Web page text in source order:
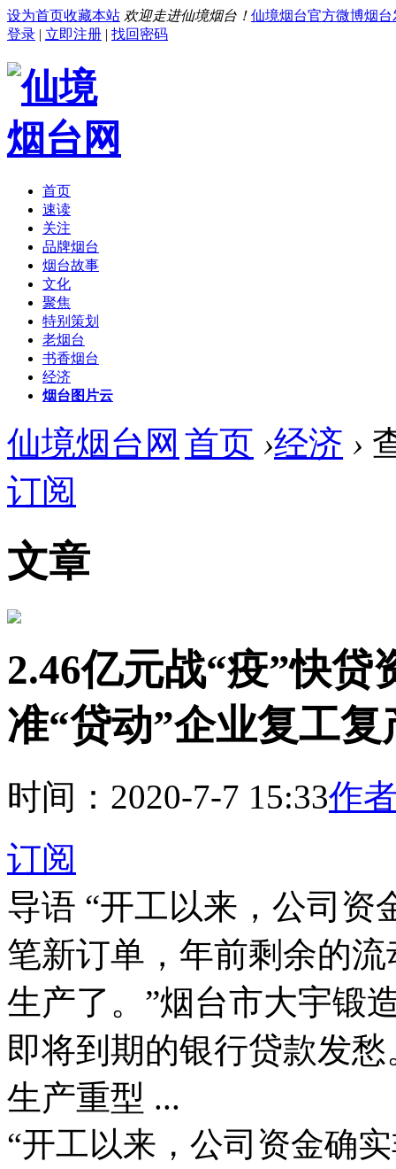
设为首页收藏本站 欢迎走进仙境烟台！ 仙境烟台官方微博烟台
登录 | 立即注册 | 找回密码
首页
速读
关注
品牌烟台
烟台故事
文化
聚焦
特别策划
老烟台
书香烟台
经济
烟台图片云
仙境烟台网 首页 ›经济 ›
订阅
文章
2.46亿元战“疫”快
准“贷动”企业复工复
时间：2020-7-7 15:33作
订阅
导语 “开工以来，公司资
笔新订单，年前剩余的
生产了。”烟台市大宇锻
即将到期的银行贷款发
生产重型 ...
“开工以来，公司资金确